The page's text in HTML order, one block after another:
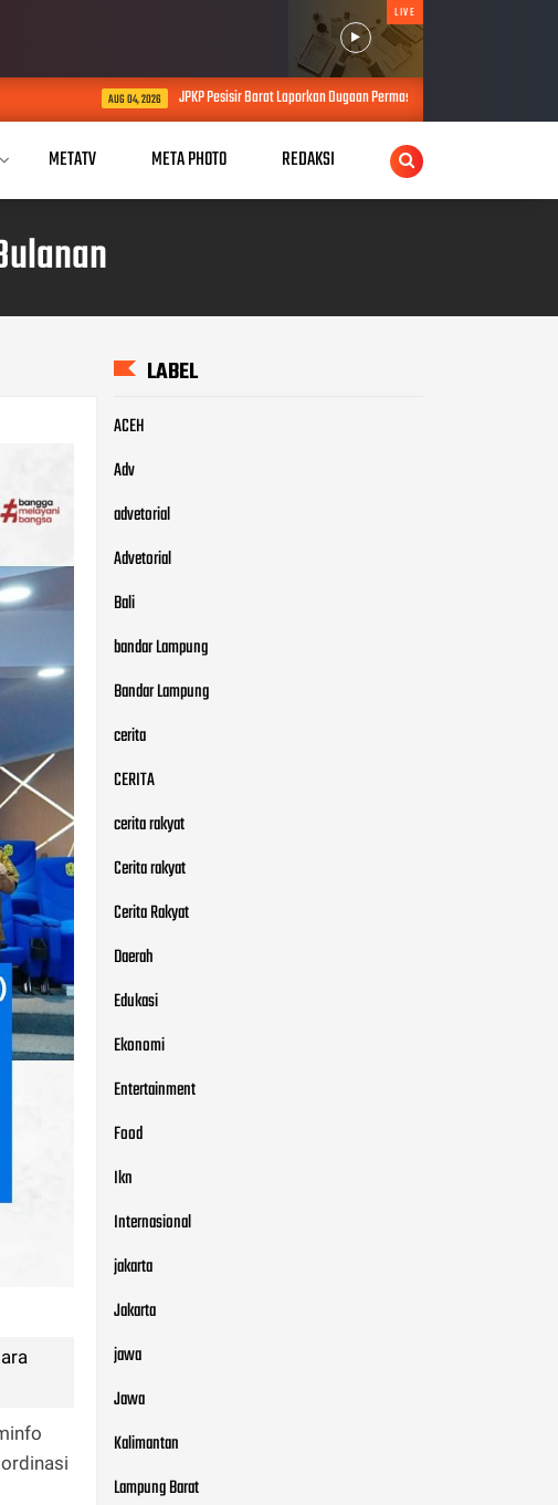
LIVE
JPKP Pesisir Barat Laporkan Dugaan Permasalahan Proyek SPAM Senilai Lebih dari Rp4 Miliar ke
METATV META PHOTO REDAKSI
LABEL
ACEH
Adv
advetorial
Advetorial
Bali
bandar Lampung
Bandar Lampung
cerita
CERITA
cerita rakyat
Cerita rakyat
Cerita Rakyat
Daerah
Edukasi
Ekonomi
Entertainment
Food
Ikn
Internasional
jakarta
Jakarta
jawa
Jawa
Kalimantan
Lampung Barat